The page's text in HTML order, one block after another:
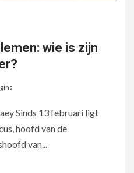
wie is zijn
Sinds 13 februari ligt
hoofd van de
van...